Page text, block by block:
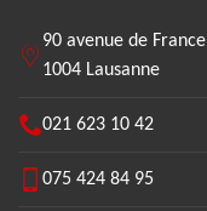
90 avenue de France
1004 Lausanne
021 623 10 42
075 424 84 95